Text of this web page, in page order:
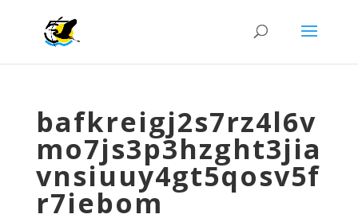
bafkreigj2s7rz4l6v
mo7js3p3hzght3jia
vnsiuuy4gt5qosv5f
r7iebom